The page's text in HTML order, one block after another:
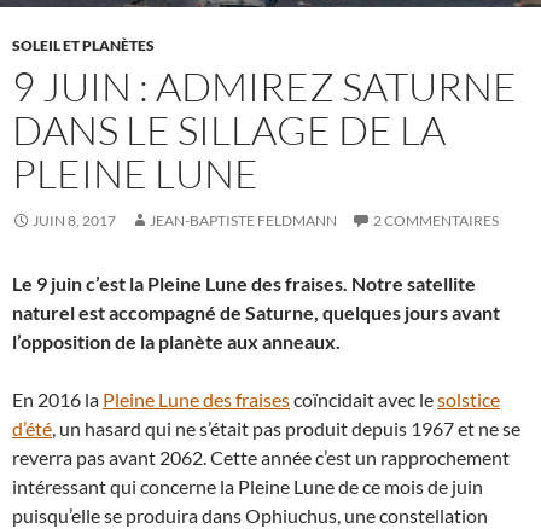
SOLEIL ET PLANÈTES
9 JUIN : ADMIREZ SATURNE
DANS LE SILLAGE DE LA
PLEINE LUNE
JUIN 8, 2017 JEAN-BAPTISTE FELDMANN 2 COMMENTAIRES
Le 9 juin c’est la Pleine Lune des fraises. Notre satellite
naturel est accompagné de Saturne, quelques jours avant
l’opposition de la planète aux anneaux.
En 2016 la Pleine Lune des fraisescoïncidait avec lesolstice
d’été, un hasard qui ne s’était pas produit depuis 1967 et ne se
reverra pas avant 2062. Cette année c’est un rapprochement
intéressant qui concerne la Pleine Lune de ce mois de juin
puisqu’elle se produira dans Ophiuchus, une constellation